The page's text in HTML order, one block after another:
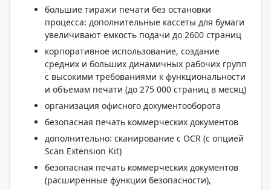
большие тиражи печати без остановки
процесса: дополнительные кассеты для бумаги
увеличивают емкость подачи до 2600 страниц
корпоративное использование, создание
средних и больших динамичных рабочих групп
с высокими требованиями к функциональности
и объемам печати (до 275 000 страниц в месяц)
организация офисного документооборота
безопасная печать коммерческих документов
дополнительно: сканирование с OCR (с опцией
Scan Extension Kit)
безопасная печать коммерческих документов
(расширенные функции безопасности),